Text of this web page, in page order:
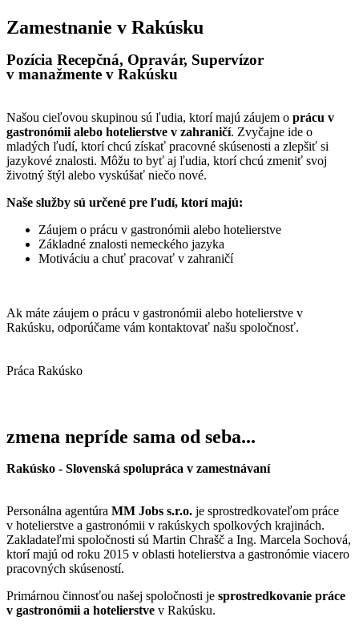
Zamestnanie v Rakúsku
Pozícia Recepčná, Opravár, Supervízor
v manažmente v Rakúsku
Našou cieľovou skupinou sú ľudia, ktorí majú záujem o prácu v
gastronómii alebo hotelierstve v zahraničí. Zvyčajne ide o
mladých ľudí, ktorí chcú získať pracovné skúsenosti a zlepšiť si
jazykové znalosti. Môžu to byť aj ľudia, ktorí chcú zmeniť svoj
životný štýl alebo vyskúšať niečo nové.
Naše služby sú určené pre ľudí, ktorí majú:
Záujem o prácu v gastronómii alebo hotelierstve
Základné znalosti nemeckého jazyka
Motiváciu a chuť pracovať v zahraničí
Ak máte záujem o prácu v gastronómii alebo hotelierstve v
Rakúsku, odporúčame vám kontaktovať našu spoločnosť.
Práca Rakúsko
zmena nepríde sama od seba...
Rakúsko - Slovenská spolupráca v zamestnávaní
Personálna agentúra MM Jobs s.r.o. je sprostredkovateľom práce
v hotelierstve a gastronómii v rakúskych spolkových krajinách.
Zakladateľmi spoločnosti sú Martin Chrašč a Ing. Marcela Sochová,
ktorí majú od roku 2015 v oblasti hotelierstva a gastronómie viacero
pracovných skúseností.
Primárnou činnosťou našej spoločnosti je sprostredkovanie práce
v gastronómii a hotelierstve v Rakúsku.